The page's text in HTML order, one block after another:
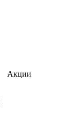
Акции